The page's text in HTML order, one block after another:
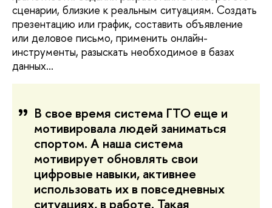
сценарии, близкие к реальным ситуациям. Создать
презентацию или график, составить объявление
или деловое письмо, применить онлайн-
инструменты, разыскать необходимое в базах
данных...
В свое время система ГТО еще и
мотивировала людей заниматься
спортом. А наша система
мотивирует обновлять свои
цифровые навыки, активнее
использовать их в повседневных
ситуациях, в работе. Такая